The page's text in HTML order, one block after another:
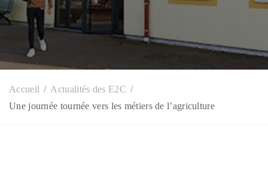
Accueil
Actualités des E2C
Une journée tournée vers les métiers de l’agriculture